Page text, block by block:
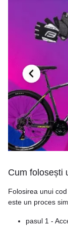
Cum folosești
Folosirea unui
este un proces
pasul 1 -